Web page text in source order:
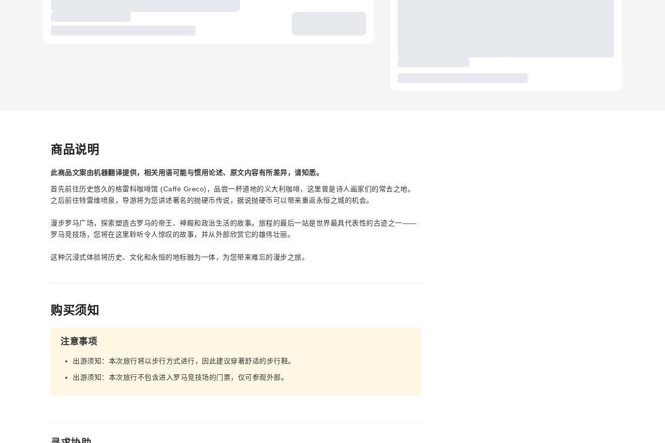
商品说明
此商品文案由机器翻译提供，相关用语可能与惯用论述、原文内容有所差异，请知悉。
首先前往历史悠久的格雷科咖啡馆 (Caffè Greco)，品尝一杯道地的义大利咖啡，这里曾是诗人画家们的常去之地。
之后前往特雷维喷泉，导游将为您讲述著名的抛硬币传说，据说抛硬币可以带来重返永恒之城的机会。
漫步罗马广场，探索塑造古罗马的帝王、神殿和政治生活的故事。旅程的最后一站是世界最具代表性的古迹之一——
罗马竞技场，您将在这里聆听令人惊叹的故事，并从外部欣赏它的雄伟壮丽。
这种沉浸式体验将历史、文化和永恒的地标融为一体，为您带来难忘的漫步之旅。
购买须知
注意事项
出游须知：本次旅行将以步行方式进行，因此建议穿著舒适的步行鞋。
出游须知：本次旅行不包含进入罗马竞技场的门票，仅可参观外部。